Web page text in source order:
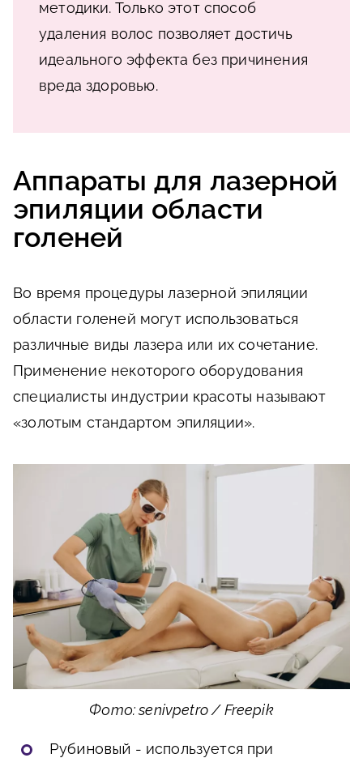
методики. Только этот способ
удаления волос позволяет достичь
идеального эффекта без причинения
вреда здоровью.
Аппараты для лазерной
эпиляции области
голеней
Во время процедуры лазерной эпиляции
области голеней могут использоваться
различные виды лазера или их сочетание.
Применение некоторого оборудования
специалисты индустрии красоты называют
«золотым стандартом эпиляции».
Фото: senivpetro / Freepik
Рубиновый - используется при